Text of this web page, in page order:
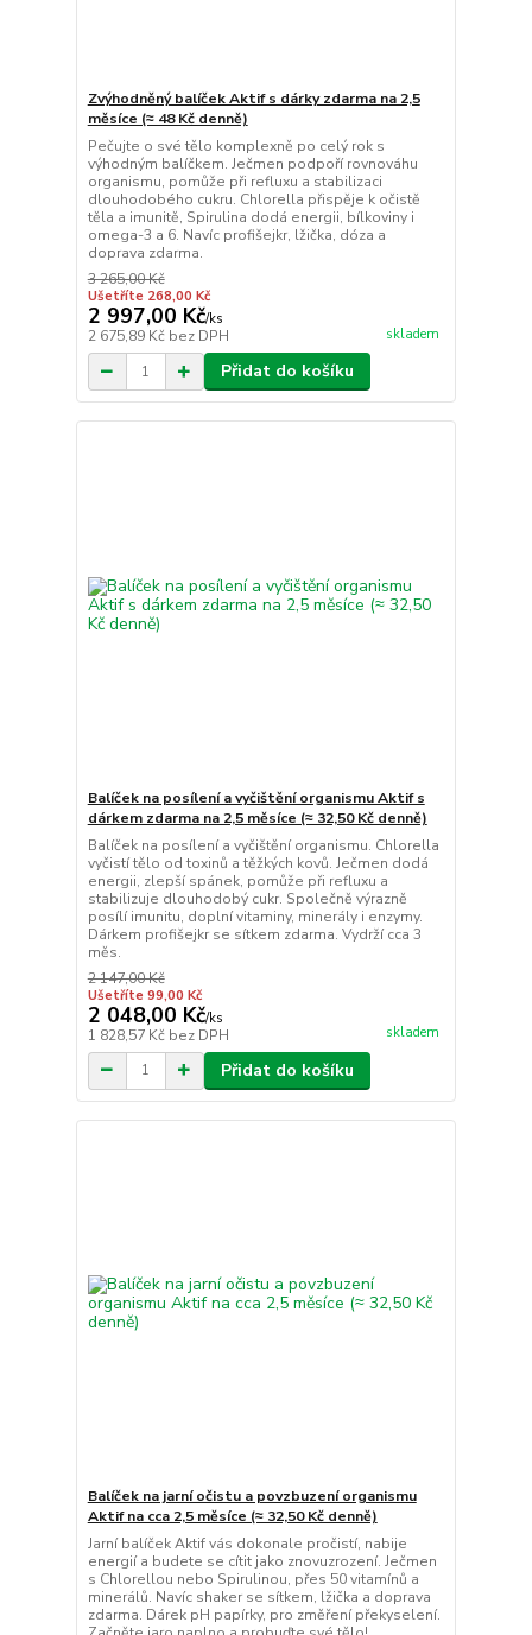
Zvýhodněný balíček Aktif s dárky zdarma na 2,5
měsíce (≈ 48 Kč denně)
Pečujte o své tělo komplexně po celý rok s
výhodným balíčkem. Ječmen podpoří rovnováhu
organismu, pomůže při refluxu a stabilizaci
dlouhodobého cukru. Chlorella přispěje k očistě
těla a imunitě, Spirulina dodá energii, bílkoviny i
omega-3 a 6. Navíc profišejkr, lžička, dóza a
doprava zdarma.
3 265,00 Kč
Ušetříte 268,00 Kč
2 997,00 Kč/ks
2 675,89 Kč bez DPH skladem
Přidat do košíku
Balíček na posílení a vyčištění organismu Aktif s
dárkem zdarma na 2,5 měsíce (≈ 32,50 Kč denně)
Balíček na posílení a vyčištění organismu. Chlorella
vyčistí tělo od toxinů a těžkých kovů. Ječmen dodá
energii, zlepší spánek, pomůže při refluxu a
stabilizuje dlouhodobý cukr. Společně výrazně
posílí imunitu, doplní vitaminy, minerály i enzymy.
Dárkem profišejkr se sítkem zdarma. Vydrží cca 3
měs.
2 147,00 Kč
Ušetříte 99,00 Kč
2 048,00 Kč/ks
1 828,57 Kč bez DPH skladem
Přidat do košíku
Balíček na jarní očistu a povzbuzení organismu
Aktif na cca 2,5 měsíce (≈ 32,50 Kč denně)
Jarní balíček Aktif vás dokonale pročistí, nabije
energií a budete se cítit jako znovuzrození. Ječmen
s Chlorellou nebo Spirulinou, přes 50 vitamínů a
minerálů. Navíc shaker se sítkem, lžička a doprava
zdarma. Dárek pH papírky, pro změření překyselení.